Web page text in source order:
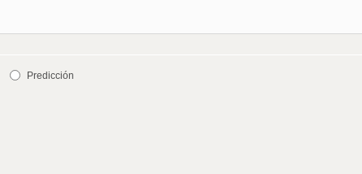
Predicción